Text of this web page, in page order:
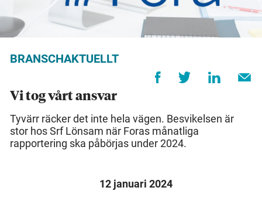
BRANSCHAKTUELLT
Vi tog vårt ansvar
Tyvärr räcker det inte hela vägen. Besvikelsen är
stor hos Srf Lönsam när Foras månatliga
rapportering ska påbörjas under 2024.
12 januari 2024